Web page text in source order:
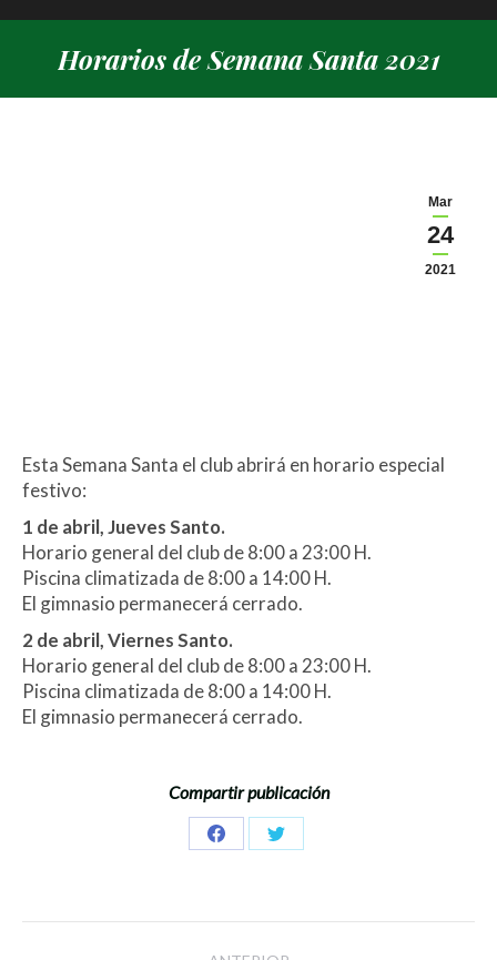
Horarios de Semana Santa 2021
Mar
24
2021
Esta Semana Santa el club abrirá en horario especial
festivo:
1 de abril, Jueves Santo.
Horario general del club de 8:00 a 23:00 H.
Piscina climatizada de 8:00 a 14:00 H.
El gimnasio permanecerá cerrado.
2 de abril, Viernes Santo.
Horario general del club de 8:00 a 23:00 H.
Piscina climatizada de 8:00 a 14:00 H.
El gimnasio permanecerá cerrado.
Compartir publicación
Share
Share
Navegación